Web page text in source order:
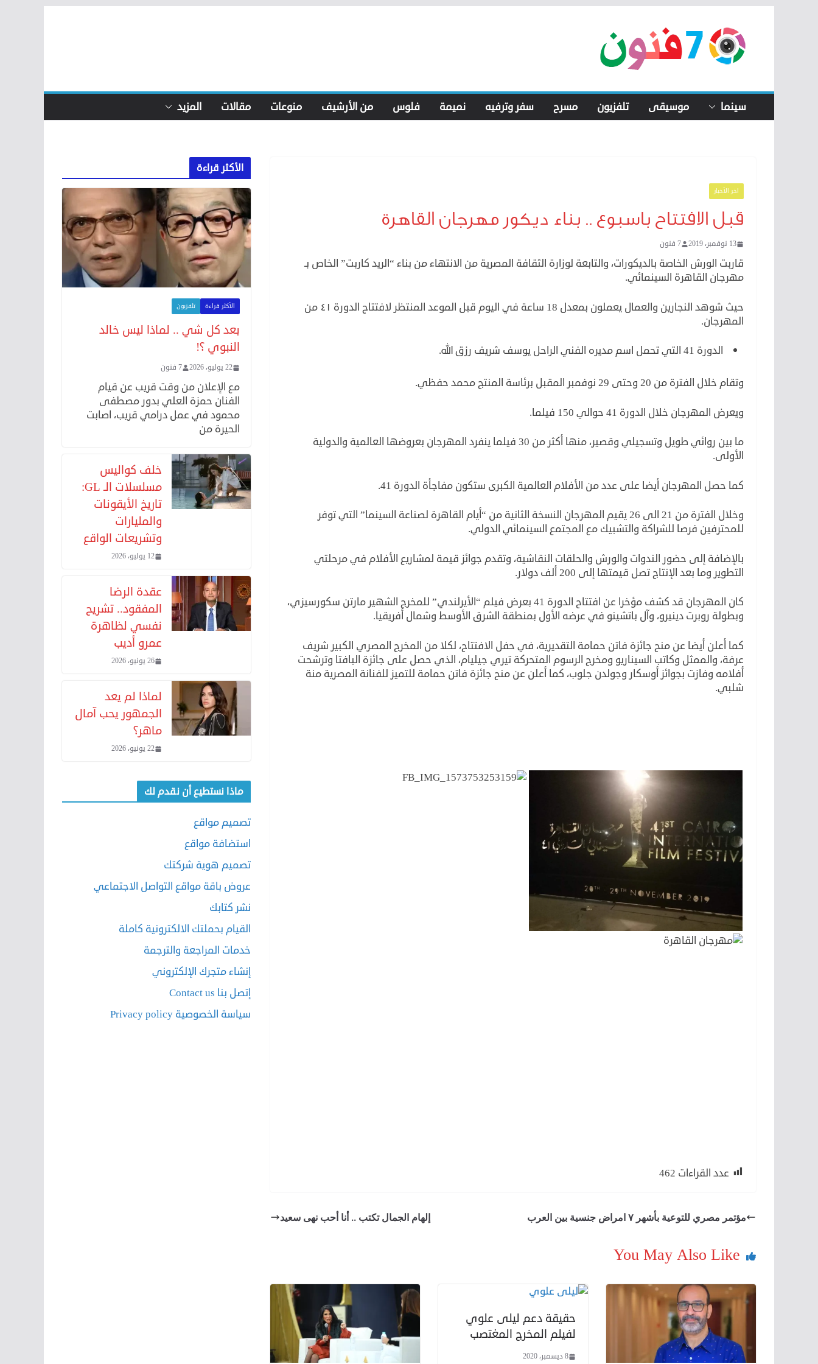
content
سينما موسيقى تلفزيون مسرح سفر وترفيه نميمة فلوس من الأرشيف منوعات مقالات المزيد
اخر الأخبار
قبل الافتتاح باسبوع .. بناء ديكور مهرجان القاهرة
13 نوفمبر، 2019 7 فنون
قاربت الورش الخاصة بالديكورات، والتابعة لوزارة الثقافة المصرية من الانتهاء من بناء “الريد كاربت” الخاص بـ
مهرجان القاهرة السينمائي.
حيث شوهد النجارين والعمال يعملون بمعدل 18 ساعة في اليوم قبل الموعد المنتظر لافتتاح الدورة ٤١ من
المهرجان.
الدورة 41 التي تحمل اسم مديره الفني الراحل يوسف شريف رزق الله.
وتقام خلال الفترة من 20 وحتى 29 نوفمبر المقبل برئاسة المنتج محمد حفظي.
ويعرض المهرجان خلال الدورة 41 حوالي 150 فيلما.
ما بين روائي طويل وتسجيلي وقصير، منها أكثر من 30 فيلما ينفرد المهرجان بعروضها العالمية والدولية
الأولى.
كما حصل المهرجان أيضا على عدد من الأفلام العالمية الكبرى ستكون مفاجأة الدورة 41.
وخلال الفترة من 21 الى 26 يقيم المهرجان النسخة الثانية من “أيام القاهرة لصناعة السينما” التي توفر
للمحترفين فرصا للشراكة والتشبيك مع المجتمع السينمائي الدولي.
بالإضافة إلى حضور الندوات والورش والحلقات النقاشية، وتقدم جوائز قيمة لمشاريع الأفلام في مرحلتي
التطوير وما بعد الإنتاج تصل قيمتها إلى 200 ألف دولار.
كان المهرجان قد كشف مؤخرا عن افتتاح الدورة 41 بعرض فيلم “الأيرلندي” للمخرج الشهير مارتن سكورسيزي،
وبطولة روبرت دينيرو، وآل باتشينو في عرضه الأول بمنطقة الشرق الأوسط وشمال أفريقيا.
كما أعلن أيضا عن منح جائزة فاتن حمامة التقديرية، في حفل الافتتاح، لكلا من المخرج المصري الكبير شريف
عرفة، والممثل وكاتب السيناريو ومخرج الرسوم المتحركة تيري جيليام، الذي حصل على جائزة البافتا وترشحت
أفلامه وفازت بجوائز أوسكار وجولدن جلوب، كما أعلن عن منح جائزة فاتن حمامة للتميز للفنانة المصرية منة
شلبي.
عدد القراءات 462
مؤتمر مصري للتوعية بأشهر ٧ امراض جنسية بين العرب إلهام الجمال تكتب .. أنا أحب نهى سعيد
You May Also Like
حقيقة دعم ليلى علوي
لفيلم المخرج المغتصب
8 ديسمبر، 2020
الأكثر قراءة
الأكثر قراءة تلفزيون
بعد كل شي .. لماذا ليس خالد
النبوي ؟!
22 يوليو، 2026 7 فنون
مع الإعلان من وقت قريب عن قيام
الفنان حمزة العلي بدور مصطفى
محمود في عمل درامي قريب، اصابت
الحيرة من
خلف كواليس
مسلسلات الـ GL:
تاريخ الأيقونات
والمليارات
وتشريعات الواقع
12 يوليو، 2026
عقدة الرضا
المفقود.. تشريح
نفسي لظاهرة
عمرو أديب
26 يونيو، 2026
لماذا لم يعد
الجمهور يحب آمال
ماهر؟
22 يونيو، 2026
ماذا نستطيع أن نقدم لك
تصميم مواقع
استضافة مواقع
تصميم هوية شركتك
عروض باقة مواقع التواصل الاجتماعي
نشر كتابك
القيام بحملتك الالكترونية كاملة
خدمات المراجعة والترجمة
إنشاء متجرك الإلكتروني
إتصل بنا Contact us
سياسة الخصوصية Privacy policy